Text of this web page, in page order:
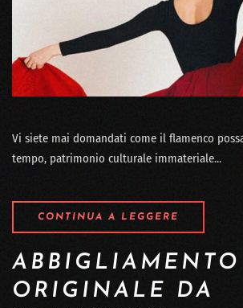
Vi siete mai domandati come il flamenco
tempo, patrimonio culturale immateriale...
CONTINUA A LEGGERE
ABBIGLIAMENTO
ORIGINALE DA